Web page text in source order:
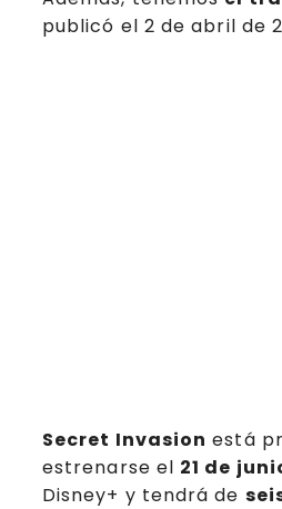
publicó el 2 de abril de
Secret Invasion está
estrenarse el 21 de
Disney+ y tendrá de